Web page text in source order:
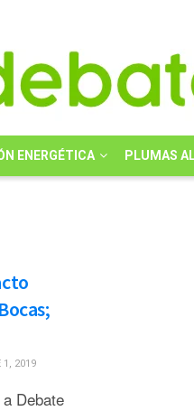
ENERGÉTICA PLUMAS
1, 2019
Debate